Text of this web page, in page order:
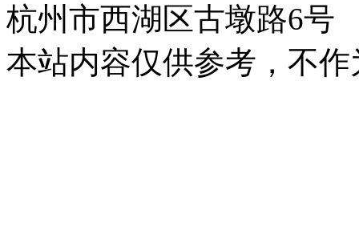
杭州市西湖区古墩路6号
本站内容仅供参考，不